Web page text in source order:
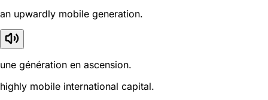
an upwardly mobile generation.
une génération en ascension.
highly mobile international capital.